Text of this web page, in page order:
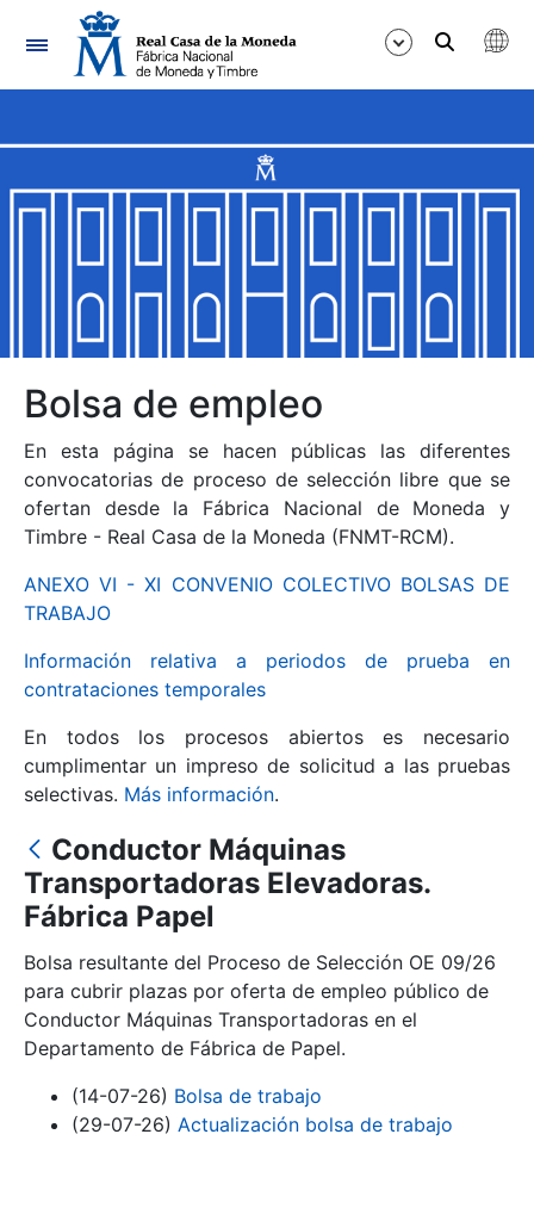
Navegación
Mostrar/Ocultar
Mostrar/Ocultar
Mostrar/Ocultar
Mostrar/Ocultar
Mostrar/Ocultar
Mostrar/Ocultar
Mostrar/Ocultar
Mostrar/Ocultar
Bolsa de empleo
En esta página se hacen públicas las diferentes
convocatorias de proceso de selección libre que se
ofertan desde la Fábrica Nacional de Moneda y
Timbre - Real Casa de la Moneda (FNMT-RCM).
ANEXO VI - XI CONVENIO COLECTIVO BOLSAS DE
TRABAJO
Información relativa a periodos de prueba en
contrataciones temporales
En todos los procesos abiertos es necesario
cumplimentar un impreso de solicitud a las pruebas
selectivas. Más información.
Conductor Máquinas
Transportadoras Elevadoras.
Fábrica Papel
Bolsa resultante del Proceso de Selección OE 09/26
para cubrir plazas por oferta de empleo público de
Conductor Máquinas Transportadoras en el
Departamento de Fábrica de Papel.
(14-07-26) Bolsa de trabajo
(29-07-26) Actualización bolsa de trabajo